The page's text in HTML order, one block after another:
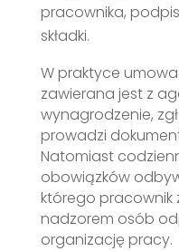
pracownika,
składki.
W praktyce
zawierana jest z
wynagrodzenie,
prowadzi
Natomiast
obowiązków
którego pracownik
nadzorem osób
organizację pracy.